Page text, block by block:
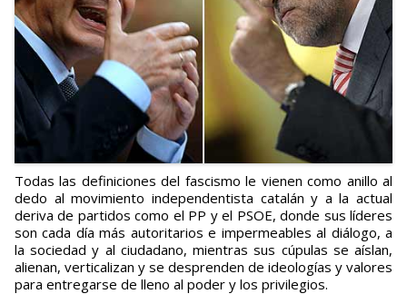
Todas las definiciones del fascismo le vienen como anillo al
dedo al movimiento independentista catalán y a la actual
deriva de partidos como el PP y el PSOE, donde sus líderes
son cada día más autoritarios e impermeables al diálogo, a
la sociedad y al ciudadano, mientras sus cúpulas se aíslan,
alienan, verticalizan y se desprenden de ideologías y valores
para entregarse de lleno al poder y los privilegios.